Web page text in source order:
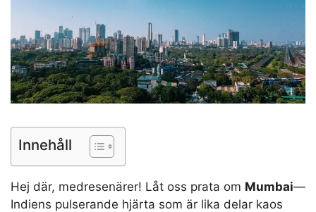
Innehåll
Hej där, medresenärer! Låt oss prata om Mumbai—
Indiens pulserande hjärta som är lika delar kaos